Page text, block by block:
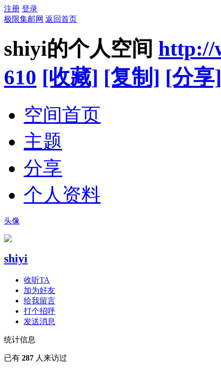
注册 登录
极限集邮网 返回首页
shiyi的个人空间 http://
610 [收藏] [复制] [分享]
空间首页
主题
分享
个人资料
头像
shiyi
收听TA
加为好友
给我留言
打个招呼
发送消息
统计信息
已有 287 人来访过